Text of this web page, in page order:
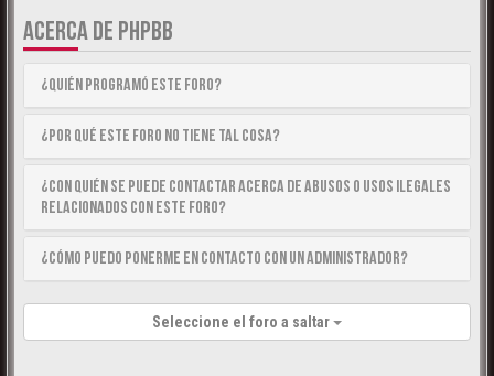
ACERCA DE PHPBB
¿Quién programó este foro?
¿Por qué este foro no tiene tal cosa?
¿Con quién se puede contactar acerca de abusos o usos ilegales
relacionados con este foro?
¿Cómo puedo ponerme en contacto con un Administrador?
Seleccione el foro a saltar